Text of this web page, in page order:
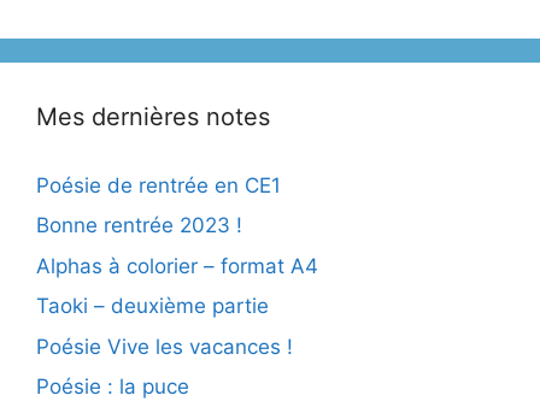
Mes dernières notes
Poésie de rentrée en CE1
Bonne rentrée 2023 !
Alphas à colorier – format A4
Taoki – deuxième partie
Poésie Vive les vacances !
Poésie : la puce